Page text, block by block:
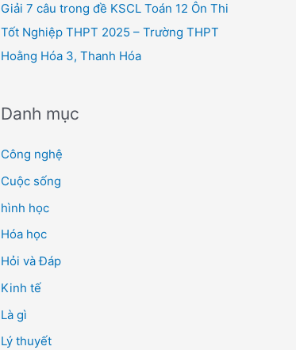
Giải 7 câu trong đề KSCL Toán 12 Ôn Thi
Tốt Nghiệp THPT 2025 – Trường THPT
Hoằng Hóa 3, Thanh Hóa
Danh mục
Công nghệ
Cuộc sống
hình học
Hóa học
Hỏi và Đáp
Kinh tế
Là gì
Lý thuyết